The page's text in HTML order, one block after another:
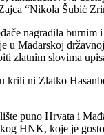
“Nikola Šubić
nagradila
u Mađarskoj
zlatnim slovima
krili ni Zlatko
puno Hrvata i
HNK, koje je